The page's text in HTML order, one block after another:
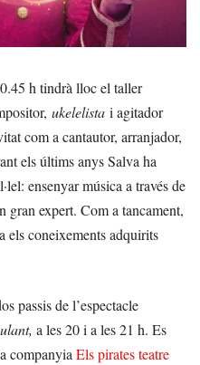
h tindrà lloc el taller
ukelelista i agitador
com a cantautor, arranjador,
els últims anys Salva ha
ensenyar música a través de
gran expert. Com a tancament,
els coneixements adquirits
passis de l’espectacle
a les 20 i a les 21 h. Es
companyia Els pirates teatre